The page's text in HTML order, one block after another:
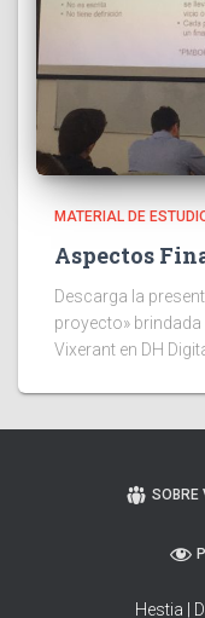
MATERIAL DE
Aspectos
Descarga la
proyecto»
Vixerant en DH
SOBRE
Hestia |